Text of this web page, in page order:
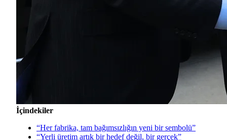
İçindekiler
“Her fabrika, tam bağımsızlığın yeni bir sembolü”
“Yerli üretim artık bir hedef değil, bir gerçek”